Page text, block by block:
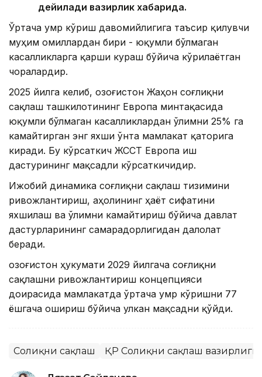
дейилади вазирлик хабарида.
Ўртача умр кўриш давомийлигига таъсир қилувчи
муҳим омиллардан бири - юқумли бўлмаган
касалликларга қарши кураш бўйича кўрилаётган
чоралардир.
2025 йилга келиб, Қозоғистон Жаҳон соғлиқни
сақлаш ташкилотининг Европа минтақасида
юқумли бўлмаган касалликлардан ўлимни 25% га
камайтирган энг яхши ўнта мамлакат қаторига
киради. Бу кўрсаткич ЖССТ Европа иш
дастурининг мақсадли кўрсаткичидир.
Ижобий динамика соғлиқни сақлаш тизимини
ривожлантириш, аҳолининг ҳаёт сифатини
яхшилаш ва ўлимни камайтириш бўйича давлат
дастурларининг самарадорлигидан далолат
беради.
Қозоғистон ҳукумати 2029 йилгача соғлиқни
сақлашни ривожлантириш концепцияси
доирасида мамлакатда ўртача умр кўришни 77
ёшгача ошириш бўйича улкан мақсадни қўйди.
Соғлиқни сақлаш ҚР Соғлиқни сақлаш вазирлиги